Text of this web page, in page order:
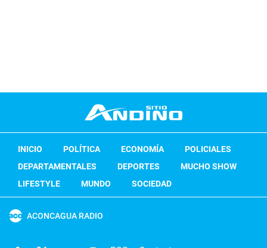
INICIO POLÍTICA ECONOMÍA
POLICIALES
DEPARTAMENTALES
DEPORTES
MUCHO SHOW
LIFESTYLE
MUNDO SOCIEDAD
ACONCAGUA RADIO